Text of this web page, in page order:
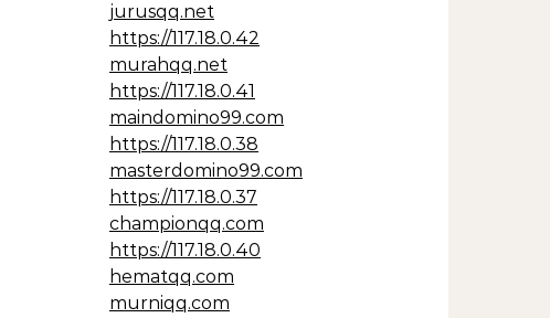
jurusqq.net
https://117.18.0.42
murahqq.net
https://117.18.0.41
maindomino99.com
https://117.18.0.38
masterdomino99.com
https://117.18.0.37
championqq.com
https://117.18.0.40
hematqq.com
murniqq.com